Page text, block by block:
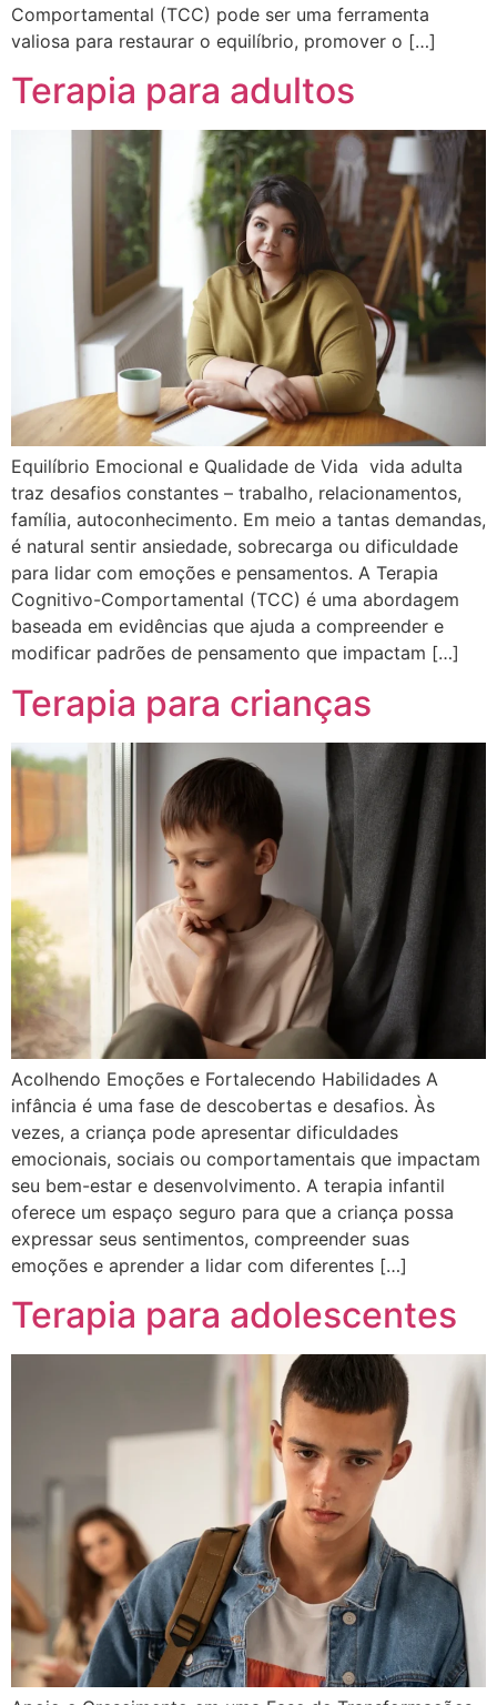
Comportamental (TCC) pode ser uma ferramenta
valiosa para restaurar o equilíbrio, promover o […]
Terapia para adultos
Equilíbrio Emocional e Qualidade de Vida vida adulta
traz desafios constantes – trabalho, relacionamentos,
família, autoconhecimento. Em meio a tantas demandas,
é natural sentir ansiedade, sobrecarga ou dificuldade
para lidar com emoções e pensamentos. A Terapia
Cognitivo-Comportamental (TCC) é uma abordagem
baseada em evidências que ajuda a compreender e
modificar padrões de pensamento que impactam […]
Terapia para crianças
Acolhendo Emoções e Fortalecendo Habilidades A
infância é uma fase de descobertas e desafios. Às
vezes, a criança pode apresentar dificuldades
emocionais, sociais ou comportamentais que impactam
seu bem-estar e desenvolvimento. A terapia infantil
oferece um espaço seguro para que a criança possa
expressar seus sentimentos, compreender suas
emoções e aprender a lidar com diferentes […]
Terapia para adolescentes